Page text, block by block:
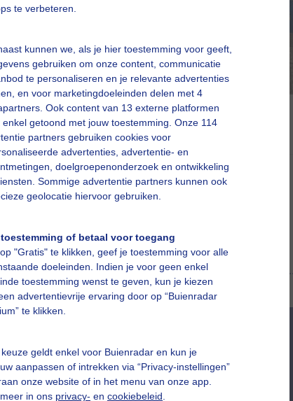
te verbeteren.
kunnen we, als je hier toestemming voor geeft,
gebruiken om onze content, communicatie
te personaliseren en je relevante advertenties
en voor marketingdoeleinden delen met 4
Ook content van 13 externe platformen
enkel getoond met jouw toestemming. Onze 114
partners gebruiken cookies voor
advertenties, advertentie- en
doelgroepenonderzoek en ontwikkeling
Sommige advertentie partners kunnen ook
geolocatie hiervoor gebruiken.
of betaal voor toegang
"Gratis" te klikken, geef je toestemming voor alle
doeleinden. Indien je voor geen enkel
toestemming wenst te geven, kun je kiezen
advertentievrije ervaring door op “Buienradar
te klikken.
geldt enkel voor Buienradar en kun je
aanpassen of intrekken via “Privacy-instellingen”
onze website of in het menu van onze app.
in ons privacy- en cookiebeleid
Leeuwen-de Bruijn Gemaakt: 13-06-2026, 28x bekeken
Een moment geduld aub...
De Bilt